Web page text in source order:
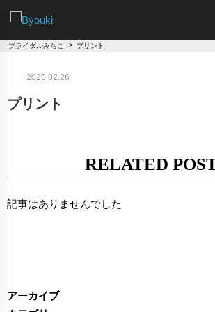
ブライダルみちこ > プリント
2020.02.26
プリント
RELATED
記事はありませんでした
アーカイブ